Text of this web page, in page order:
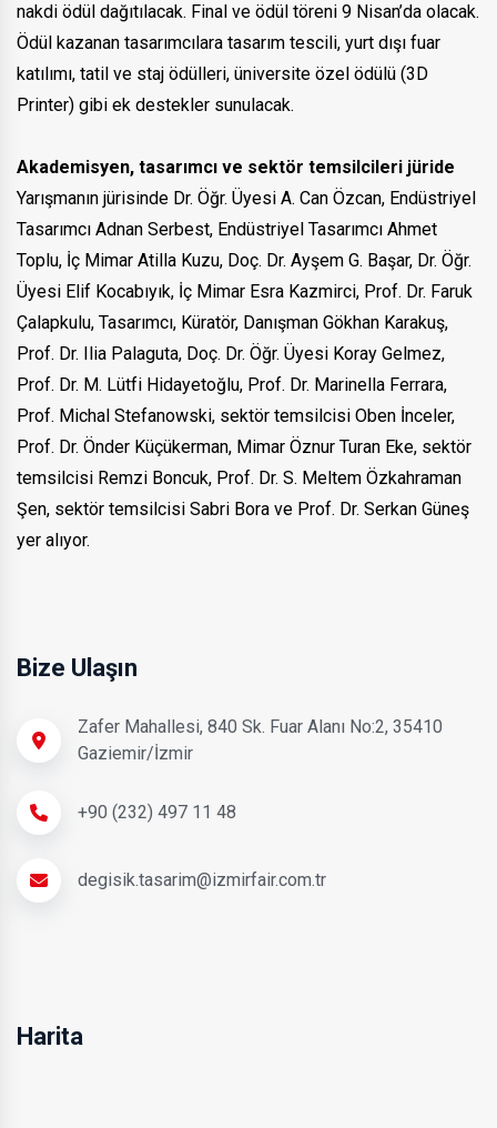
nakdi ödül dağıtılacak. Final ve ödül töreni 9 Nisan’da olacak.
Ödül kazanan tasarımcılara tasarım tescili, yurt dışı fuar
katılımı, tatil ve staj ödülleri, üniversite özel ödülü (3D
Printer) gibi ek destekler sunulacak.
Akademisyen, tasarımcı ve sektör temsilcileri jüride
Yarışmanın jürisinde Dr. Öğr. Üyesi A. Can Özcan, Endüstriyel
Tasarımcı Adnan Serbest, Endüstriyel Tasarımcı Ahmet
Toplu, İç Mimar Atilla Kuzu, Doç. Dr. Ayşem G. Başar, Dr. Öğr.
Üyesi Elif Kocabıyık, İç Mimar Esra Kazmirci, Prof. Dr. Faruk
Çalapkulu, Tasarımcı, Küratör, Danışman Gökhan Karakuş,
Prof. Dr. Ilia Palaguta, Doç. Dr. Öğr. Üyesi Koray Gelmez,
Prof. Dr. M. Lütfi Hidayetoğlu, Prof. Dr. Marinella Ferrara,
Prof. Michal Stefanowski, sektör temsilcisi Oben İnceler,
Prof. Dr. Önder Küçükerman, Mimar Öznur Turan Eke, sektör
temsilcisi Remzi Boncuk, Prof. Dr. S. Meltem Özkahraman
Şen, sektör temsilcisi Sabri Bora ve Prof. Dr. Serkan Güneş
yer alıyor.
Bize Ulaşın
Zafer Mahallesi, 840 Sk. Fuar Alanı No:2, 35410
Gaziemir/İzmir
+90 (232) 497 11 48
degisik.tasarim@izmirfair.com.tr
Harita